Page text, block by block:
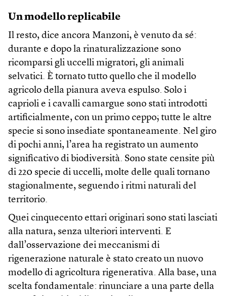
Un modello replicabile
Il resto, dice ancora Manzoni, è venuto da sé:
durante e dopo la rinaturalizzazione sono
ricomparsi gli uccelli migratori, gli animali
selvatici. È tornato tutto quello che il modello
agricolo della pianura aveva espulso. Solo i
caprioli e i cavalli camargue sono stati introdotti
artificialmente, con un primo ceppo; tutte le altre
specie si sono insediate spontaneamente. Nel giro
di pochi anni, l’area ha registrato un aumento
significativo di biodiversità. Sono state censite più
di 220 specie di uccelli, molte delle quali tornano
stagionalmente, seguendo i ritmi naturali del
territorio.
Quei cinquecento ettari originari sono stati lasciati
alla natura, senza ulteriori interventi. E
dall’osservazione dei meccanismi di
rigenerazione naturale è stato creato un nuovo
modello di agricoltura rigenerativa. Alla base, una
scelta fondamentale: rinunciare a una parte della